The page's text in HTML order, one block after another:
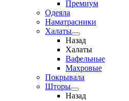
Премиум
Одеяла
Наматрасники
Халаты
Назад
Халаты
Вафельные
Махровые
Покрывала
Шторы
Назад